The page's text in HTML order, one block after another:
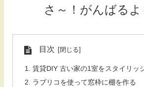
さ～！がんばるよ
目次
賃貸DIY 古い家の1室をスタイリッ
ラブリコを使って窓枠に棚を作る